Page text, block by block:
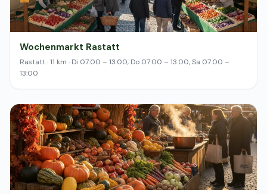
Wochenmarkt Rastatt
Rastatt · 11 km · Di 07:00 – 13:00, Do 07:00 – 13:00, Sa 07:00 –
13:00